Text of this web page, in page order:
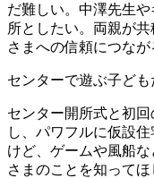
だ難しい。中澤先生
所としたい。両親が
さまへの信頼につなが
センターで遊ぶ子ども
センター開所式と初
し、パワフルに仮設
けど、ゲームや風船
さまのことを知って